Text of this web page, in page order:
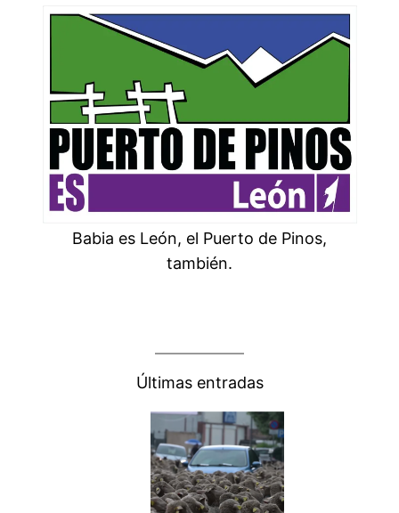
Babia es León, el Puerto de Pinos,
también.
Últimas entradas